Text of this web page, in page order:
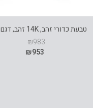
טבעת כדורי זהב, 14K זהב, דגם R227
₪983
₪953